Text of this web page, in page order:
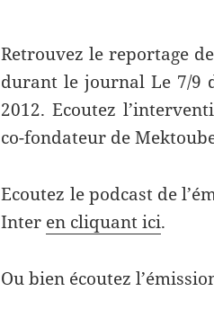
Retrouvez le reportage
durant le journal Le 7/9
2012. Ecoutez
co-fondateur de
Ecoutez le podcast de
Inter en cliquant ici.
Ou bien écoutez